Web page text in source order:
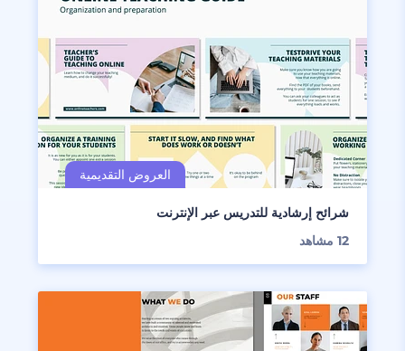
شرائح إرشادية للتدريس عبر الإنترنت
12 مشاهد